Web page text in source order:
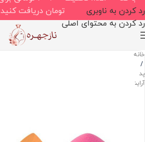
رد کردن به ناوبری
رد کردن به محتوای اصلی
تومان دریافت کنید
خانه
/
پد
آرایشی